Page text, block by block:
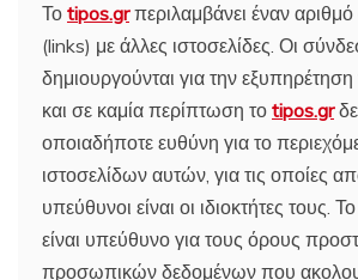
Το tipos.grπεριλαμβάνει έναν
(links) με άλλες ιστοσελίδες. Οι
δημιουργούνται για την
και σε καμία περίπτωση το tipos.gr
οποιαδήποτε ευθύνη για το
ιστοσελίδων αυτών, για τις οποίες
υπεύθυνοι είναι οι ιδιοκτήτες τους. Το
είναι υπεύθυνο για τους όρους
προσωπικών δεδομένων που